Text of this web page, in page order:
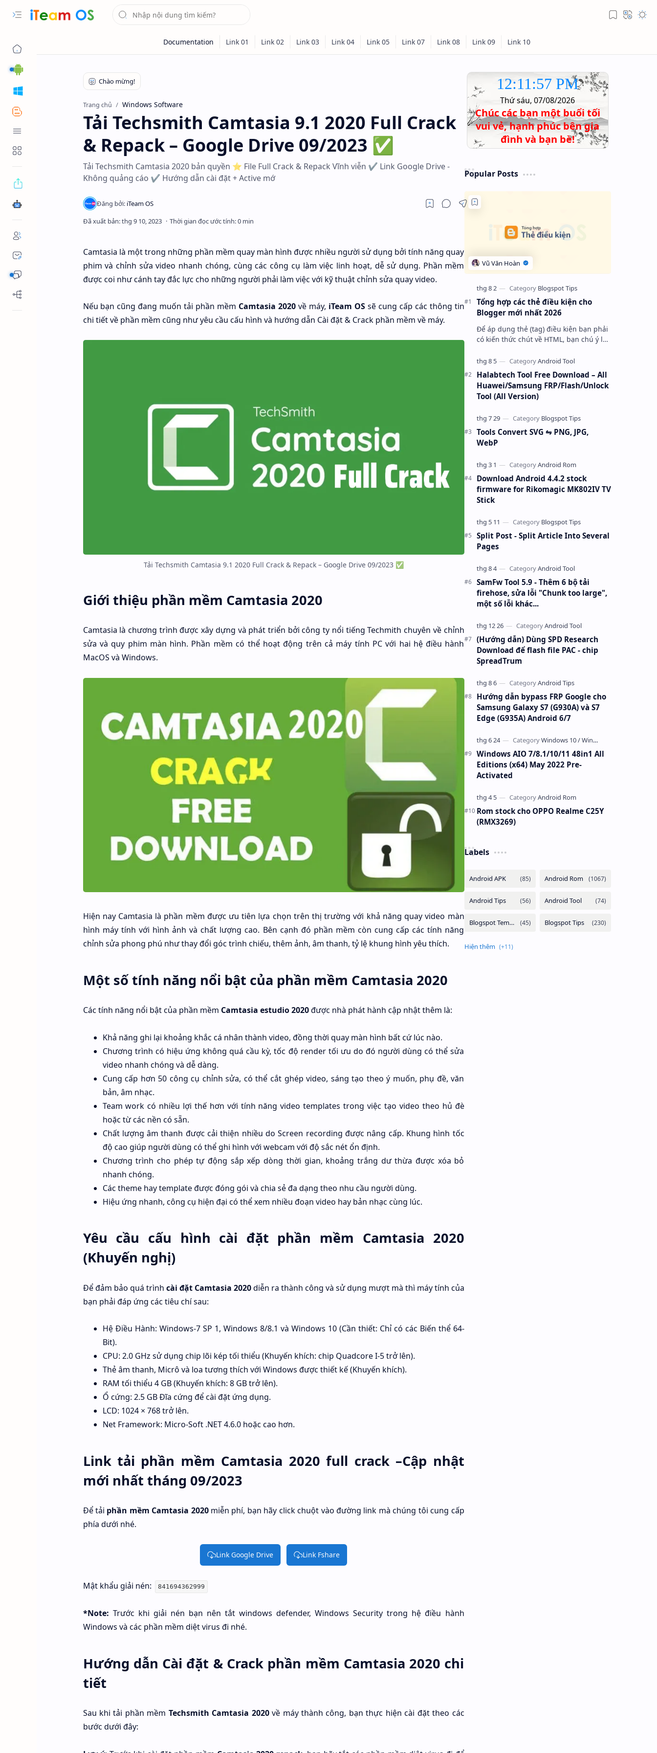
Trang chủ Windows Software
Tải Techsmith Camtasia 9.1 2020 Full Crack
& Repack – Google Drive 09/2023 ✅
Tải Techsmith Camtasia 2020 bản quyền ⭐ File Full Crack & Repack Vĩnh viễn ✔️ Link Google Drive -
Không quảng cáo ✔️ Hướng dẫn cài đặt + Active mớ
Camtasia là một trong những phần mềm quay màn hình được nhiều người sử dụng bởi tính năng quay
phim và chỉnh sửa video nhanh chóng, cùng các công cụ làm việc linh hoạt, dễ sử dụng. Phần mềm
được coi như cánh tay đắc lực cho những người phải làm việc với kỹ thuật chỉnh sửa quay video.
Nếu bạn cũng đang muốn tải phần mềm Camtasia 2020 về máy, iTeam OSsẽ cung cấp các thông tin
chi tiết về phần mềm cũng như yêu cầu cấu hình và hướng dẫn Cài đặt & Crack phần mềm về máy.
Tải Techsmith Camtasia 9.1 2020 Full Crack & Repack – Google Drive 09/2023 ✅
Giới thiệu phần mềm Camtasia 2020
Camtasia là chương trình được xây dựng và phát triển bởi công ty nổi tiếng Techmith chuyên về chỉnh
sửa và quy phim màn hình. Phần mềm có thể hoạt động trên cả máy tính PC với hai hệ điều hành
MacOS và Windows.
Hiện nay Camtasia là phần mềm được ưu tiên lựa chọn trên thị trường với khả năng quay video màn
hình máy tính với hình ảnh và chất lượng cao. Bên cạnh đó phần mềm còn cung cấp các tính năng
chỉnh sửa phong phú như thay đổi góc trình chiếu, thêm ảnh, âm thanh, tỷ lệ khung hình yêu thích.
Một số tính năng nổi bật của phần mềm Camtasia 2020
Các tính năng nổi bật của phần mềm Camtasia estudio 2020được nhà phát hành cập nhật thêm là:
Khả năng ghi lại khoảng khắc cá nhân thành video, đồng thời quay màn hình bất cứ lúc nào.
Chương trình có hiệu ứng không quá cầu kỳ, tốc độ render tối ưu do đó người dùng có thể sửa
video nhanh chóng và dễ dàng.
Cung cấp hơn 50 công cụ chỉnh sửa, có thể cắt ghép video, sáng tạo theo ý muốn, phụ đề, văn
bản, âm nhạc.
Team work có nhiều lợi thế hơn với tính năng video templates trong việc tạo video theo hủ đè
hoặc từ các nền có sẵn.
Chất lượng âm thanh được cải thiện nhiều do Screen recording được nâng cấp. Khung hình tốc
độ cao giúp người dùng có thể ghi hình với webcam với độ sắc nét ổn định.
Chương trình cho phép tự động sắp xếp dòng thời gian, khoảng trắng dư thừa được xóa bỏ
nhanh chóng.
Các theme hay template được đóng gói và chia sẻ đa dạng theo nhu cầu người dùng.
Hiệu ứng nhanh, công cụ hiện đại có thể xem nhiều đoạn video hay bản nhạc cùng lúc.
Yêu cầu cấu hình cài đặt phần mềm Camtasia 2020
(Khuyến nghị)
Để đảm bảo quá trình cài đặt Camtasia 2020diễn ra thành công và sử dụng mượt mà thì máy tính của
bạn phải đáp ứng các tiêu chí sau:
Hệ Điều Hành: Windows-7 SP 1, Windows 8/8.1 và Windows 10 (Cần thiết: Chỉ có các Biến thể 64-
Bit).
CPU: 2.0 GHz sử dụng chip lõi kép tối thiểu (Khuyến khích: chip Quadcore I-5 trở lên).
Thẻ âm thanh, Micrô và loa tương thích với Windows được thiết kế (Khuyến khích).
RAM tối thiểu 4 GB (Khuyến khích: 8 GB trở lên).
Ổ cứng: 2.5 GB Đĩa cứng để cài đặt ứng dụng.
LCD: 1024 × 768 trở lên.
Net Framework: Micro-Soft .NET 4.6.0 hoặc cao hơn.
Link tải phần mềm Camtasia 2020 full crack –Cập nhật
mới nhất tháng 09/2023
Để tải phần mềm Camtasia 2020miễn phí, bạn hãy click chuột vào đường link mà chúng tôi cung cấp
phía dưới nhé.
Link Google Drive Link Fshare
Mật khẩu giải nén: 841694362999
*Note: Trước khi giải nén bạn nên tắt windows defender, Windows Security trong hệ điều hành
Windows và các phần mềm diệt virus đi nhé.
Hướng dẫn Cài đặt & Crack phần mềm Camtasia 2020 chi
tiết
Sau khi tải phần mềm Techsmith Camtasia 2020về máy thành công, bạn thực hiện cài đặt theo các
bước dưới đây:
12:11:58 PM
Thứ sáu, 07/08/2026
Chúc các bạn một buổi tối
vui vẻ, hạnh phúc bên gia
đình và bạn bè!
Popular Posts
Tổng hợp các thẻ điều kiện cho
Blogger mới nhất 2026
Để áp dụng thẻ (tag) điều kiện bạn phải
có kiến thức chút về HTML, bạn chú ý là
tính “ cond “ và kết thúc là một…
Halabtech Tool Free Download – All
Huawei/Samsung FRP/Flash/Unlock
Tool (All Version)
Tools Convert SVG ⇋ PNG, JPG,
WebP
Download Android 4.4.2 stock
firmware for Rikomagic MK802IV TV
Stick
Split Post - Split Article Into Several
Pages
SamFw Tool 5.9 - Thêm 6 bộ tải
firehose, sửa lỗi "Chunk too large",
một số lỗi khác...
(Hướng dẫn) Dùng SPD Research
Download để flash file PAC - chip
SpreadTrum
Hướng dẫn bypass FRP Google cho
Samsung Galaxy S7 (G930A) và S7
Edge (G935A) Android 6/7
Windows AIO 7/8.1/10/11 48in1 All
Editions (x64) May 2022 Pre-
Activated
Rom stock cho OPPO Realme C25Y
(RMX3269)
Labels